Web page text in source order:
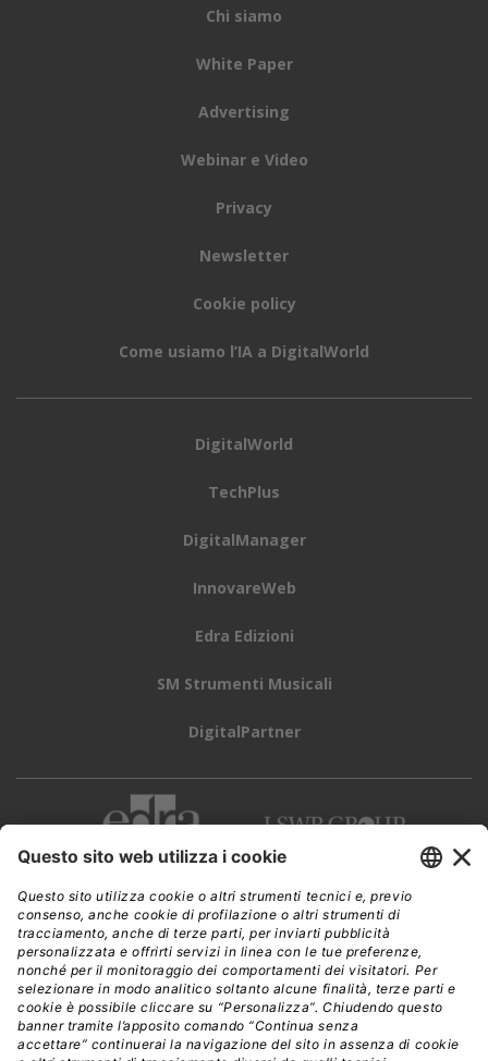
Chi siamo
White Paper
Advertising
Webinar e Video
Privacy
Newsletter
Cookie policy
Come usiamo l’IA a DigitalWorld
DigitalWorld
TechPlus
DigitalManager
InnovareWeb
Edra Edizioni
SM Strumenti Musicali
DigitalPartner
CWI è una testata giornalistica diEdra Edizioni s.r.l.
Direzione, amministrazione, redazione, pubblicità
Viale Enrico Forlanini 21 - 20134 Milano
Tel. +39 02 881841
C.F./P IVA 13002100157
www.edraedizioni.it|Privacy